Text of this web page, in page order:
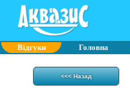
Відгуки Головна
<<< Назад